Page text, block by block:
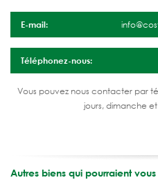
E-mail:
Téléphonez-nous:
Vous pouvez nous contacter par
jours, dimanche
Autres biens qui pourraient vous